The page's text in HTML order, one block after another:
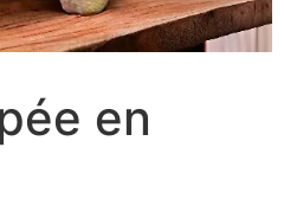
en